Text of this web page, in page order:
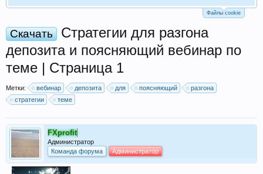
Файлы cookie
Скачать
Стратегии для разгона
депозита и поясняющий вебинар по
теме | Страница 1
Метки: вебинар депозита для поясняющий
разгона
стратегии
теме
FXprofit
Администратор
Команда форума
Администратор